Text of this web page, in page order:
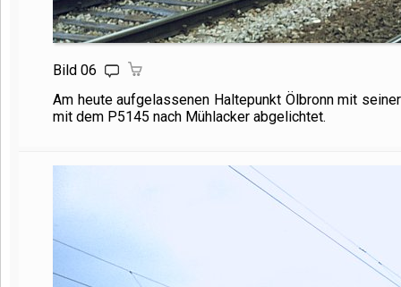
Bild 06
Am heute aufgelassenen Haltepunkt Ölbronn mit
mit dem P5145 nach Mühlacker abgelichtet.